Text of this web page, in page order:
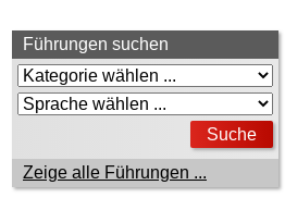
Führungen suchen
Zeige alle Führungen ...